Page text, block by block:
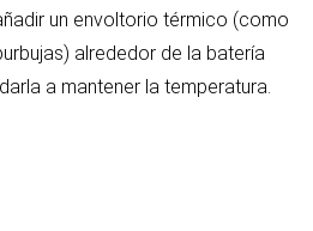
un envoltorio térmico (como
alrededor de la batería
a mantener la temperatura.